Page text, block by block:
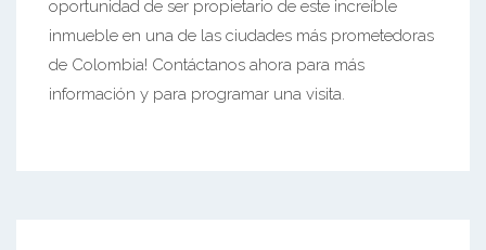
oportunidad de ser propietario de este increíble
inmueble en una de las ciudades más prometedoras
de Colombia! Contáctanos ahora para más
información y para programar una visita.